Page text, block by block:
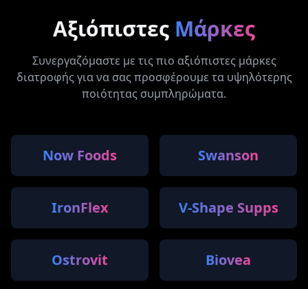
Αξιόπιστες Μάρκες
Συνεργαζόμαστε με τις πιο αξιόπιστες μάρκες
διατροφής για να σας προσφέρουμε τα υψηλότερης
ποιότητας συμπληρώματα.
Now Foods Swanson
IronFlex V-Shape Supps
Ostrovit Biovea